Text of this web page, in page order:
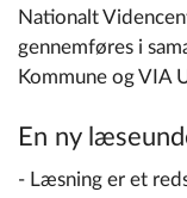
Nationalt
gennemføres i
Kommune og VIA
En ny
- Læsning er et